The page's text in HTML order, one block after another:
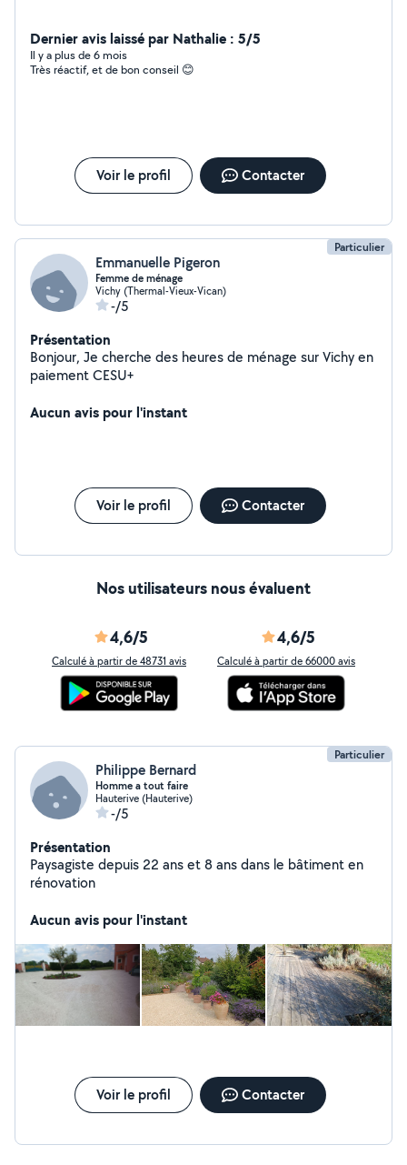
Dernier avis laissé par Nathalie : 5/5
Il y a plus de 6 mois
Très réactif, et de bon conseil 😊
Voir le profil Contacter
Particulier
Emmanuelle Pigeron
Femme de ménage
Vichy (Thermal-Vieux-Vican)
-/5
Présentation
Bonjour, Je cherche des heures de ménage sur Vichy en
paiement CESU+
Aucun avis pour l'instant
Voir le profil Contacter
Nos utilisateurs nous évaluent
4,6/5
Calculé à partir de 48731 avis
4,6/5
Calculé à partir de 66000 avis
Particulier
Philippe Bernard
Homme a tout faire
Hauterive (Hauterive)
-/5
Présentation
Paysagiste depuis 22 ans et 8 ans dans le bâtiment en
rénovation
Aucun avis pour l'instant
Voir le profil Contacter